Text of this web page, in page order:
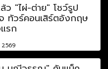
ว "ไผ่-ต่าย" โชว์รูป
ทัวร์คอนเสิร์ตอังกฤษ
รก
2569